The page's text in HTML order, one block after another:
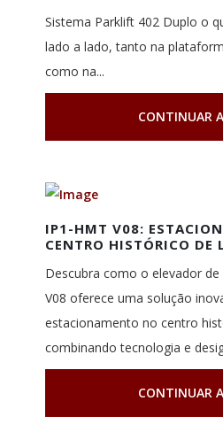
Sistema Parklift 402 Duplo o
lado a lado, tanto na
como na...
CONTINUAR
IP1-HMT V08:
CENTRO HISTÓRICO DE
Descubra como o elevador
V08 oferece uma solução
estacionamento no centro
combinando tecnologia e
CONTINUAR